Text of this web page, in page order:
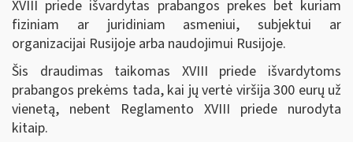
XVIII priede išvardytas prabangos prekes bet kuriam
fiziniam ar juridiniam asmeniui, subjektui ar
organizacijai Rusijoje arba naudojimui Rusijoje.
Šis draudimas taikomas XVIII priede išvardytoms
prabangos prekėms tada, kai jų vertė viršija 300 eurų už
vienetą, nebent Reglamento XVIII priede nurodyta
kitaip.